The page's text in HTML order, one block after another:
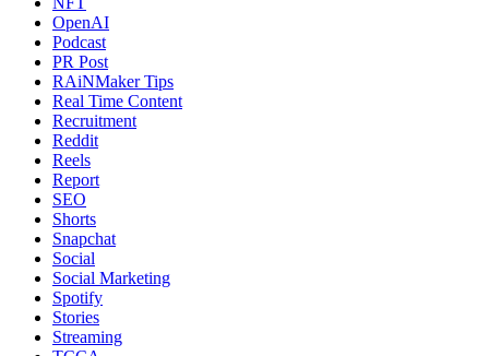
OpenAI
Podcast
PR Post
RAiNMaker Tips
Real Time Content
Recruitment
Reddit
Reels
Report
SEO
Shorts
Snapchat
Social
Social Marketing
Spotify
Stories
Streaming